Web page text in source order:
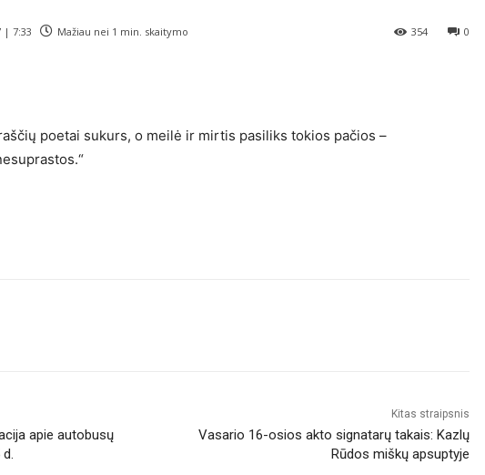
| 7:33 Mažiau nei 1 min. skaitymo 0
354
poetai sukurs, o meilė ir mirtis pasiliks tokios pačios –
apie autobusų
Kitas straipsnis
Vasario 16-osios akto signatarų takais: Kazlų
Rūdos miškų apsuptyje